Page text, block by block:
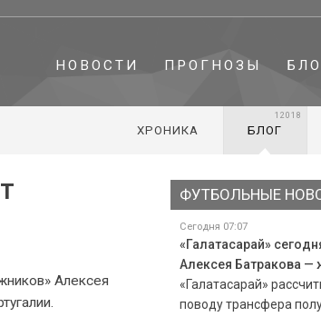
НОВОСТИ ПРОГНОЗЫ
ХРОНИКА БЛОГ
12018
Алексея
ФУТБОЛЬНЫЕ
Сегодня 07:07
«Галатасарай»
Алексея Батракова —
«Галатасарай»
поводу трансфера